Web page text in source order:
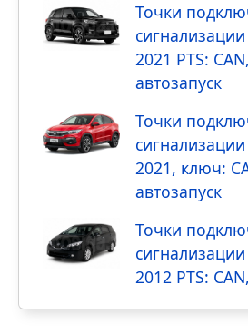
Точки
2021 PTS:
автозапуск
Точки
2021, ключ:
автозапуск
Точки
2012 PTS: